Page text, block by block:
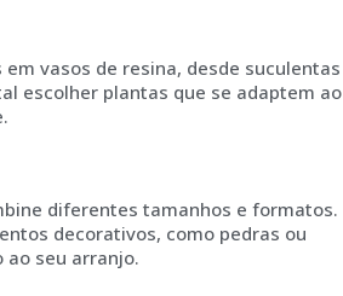
vasos de resina, desde suculentas
escolher plantas que se adaptem ao
diferentes tamanhos e formatos.
decorativos, como pedras ou
ao seu arranjo.